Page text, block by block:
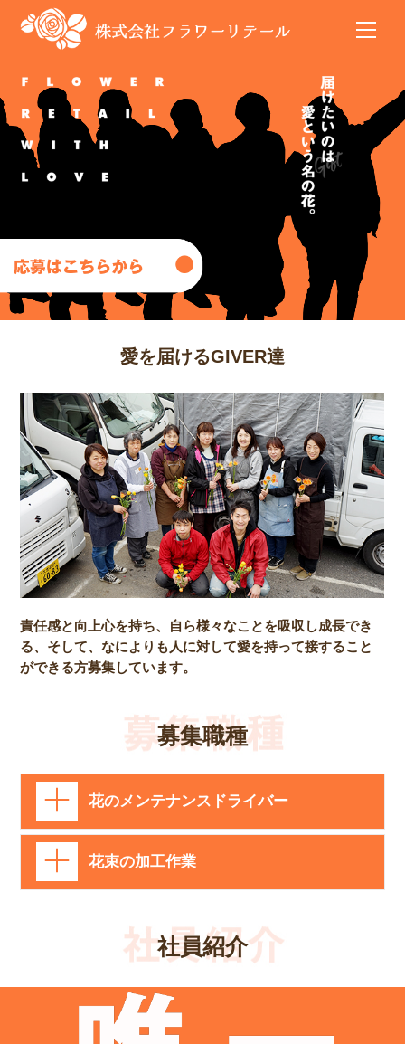
愛を届けるGIVER達
責任感と向上心を持ち、自ら様々なことを吸収し成長でき
る、そして、なによりも人に対して愛を持って接すること
ができる方募集しています。
募集職種
花のメンテナンスドライバー
花束の加工作業
社員紹介